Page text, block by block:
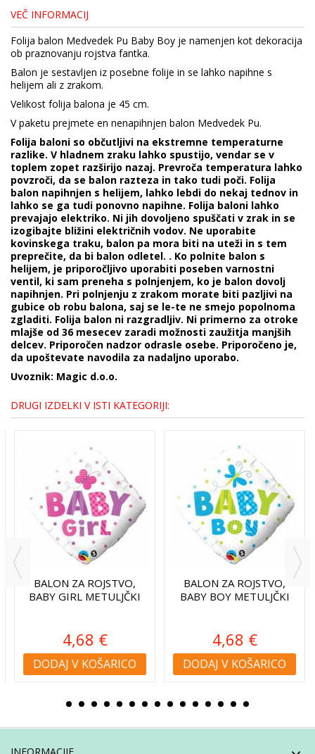
VEČ INFORMACIJ
Folija balon Medvedek Pu Baby Boy je namenjen kot dekoracija
ob praznovanju rojstva fantka.
Balon je sestavljen iz posebne folije in se lahko napihne s
helijem ali z zrakom.
Velikost folija balona je 45 cm.
V paketu prejmete en nenapihnjen balon Medvedek Pu.
Folija baloni so občutljivi na ekstremne temperaturne
razlike. V hladnem zraku lahko spustijo, vendar se v
toplem zopet razširijo nazaj. Prevroča temperatura lahko
povzroči, da se balon razteza in tako tudi poči. Folija
balon napihnjen s helijem, lahko lebdi do nekaj tednov in
lahko se ga tudi ponovno napihne. Folija baloni lahko
prevajajo elektriko. Ni jih dovoljeno spuščati v zrak in se
izogibajte bližini električnih vodov. Ne uporabite
kovinskega traku, balon pa mora biti na uteži in s tem
preprečite, da bi balon odletel. . Ko polnite balon s
helijem, je priporočljivo uporabiti poseben varnostni
ventil, ki sam preneha s polnjenjem, ko je balon dovolj
napihnjen. Pri polnjenju z zrakom morate biti pazljivi na
gubice ob robu balona, saj se le-te ne smejo popolnoma
zgladiti. Folija balon ni razgradljiv. Ni primerno za otroke
mlajše od 36 mesecev zaradi možnosti zaužitja manjših
delcev. Priporočen nadzor odrasle osebe. Priporočeno je,
da upoštevate navodila za nadaljno uporabo.
Uvoznik: Magic d.o.o.
DRUGI IZDELKI V ISTI KATEGORIJI:
BALON ZA ROJSTVO,
BABY GIRL METULJČKI
4,68 €
DODAJ V KOŠARICO
BALON ZA ROJSTVO,
BABY BOY METULJČKI
4,68 €
DODAJ V KOŠARICO